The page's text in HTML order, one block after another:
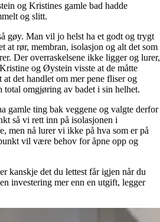
og Kristines gamle bad hadde
og slitt.
gøy. Man vil jo helst ha et godt og trygt
at rør, membran, isolasjon og alt det som
Der overraskelsene ikke ligger og lurer,
og Øystein visste at de måtte
at det handlet om mer pene fliser og
omgjøring av badet i sin helhet.
gamle ting bak veggene og valgte derfor
så vi rett inn på isolasjonen i
men nå lurer vi ikke på hva som er på
vil være behov for åpne opp og
kanskje det du lettest får igjen når du
investering mer enn en utgift, legger